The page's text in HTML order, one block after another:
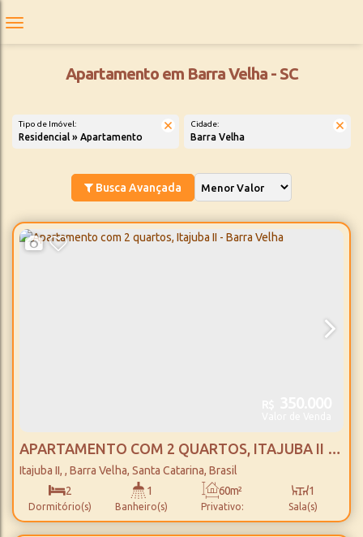
Apartamento em Barra Velha - SC
Tipo de Imóvel:
Residencial » Apartamento
Cidade:
Barra Velha
Busca Avançada
APARTAMENTO COM 2 QUARTOS, ITAJUBA II -
BARRA VELHA
Itajuba II , Barra Velha, Santa Catarina, Brasil
2
Dormitório(s)
1
Banheiro(s) Privativo:
60m² 1
Sala(s)
1 650m